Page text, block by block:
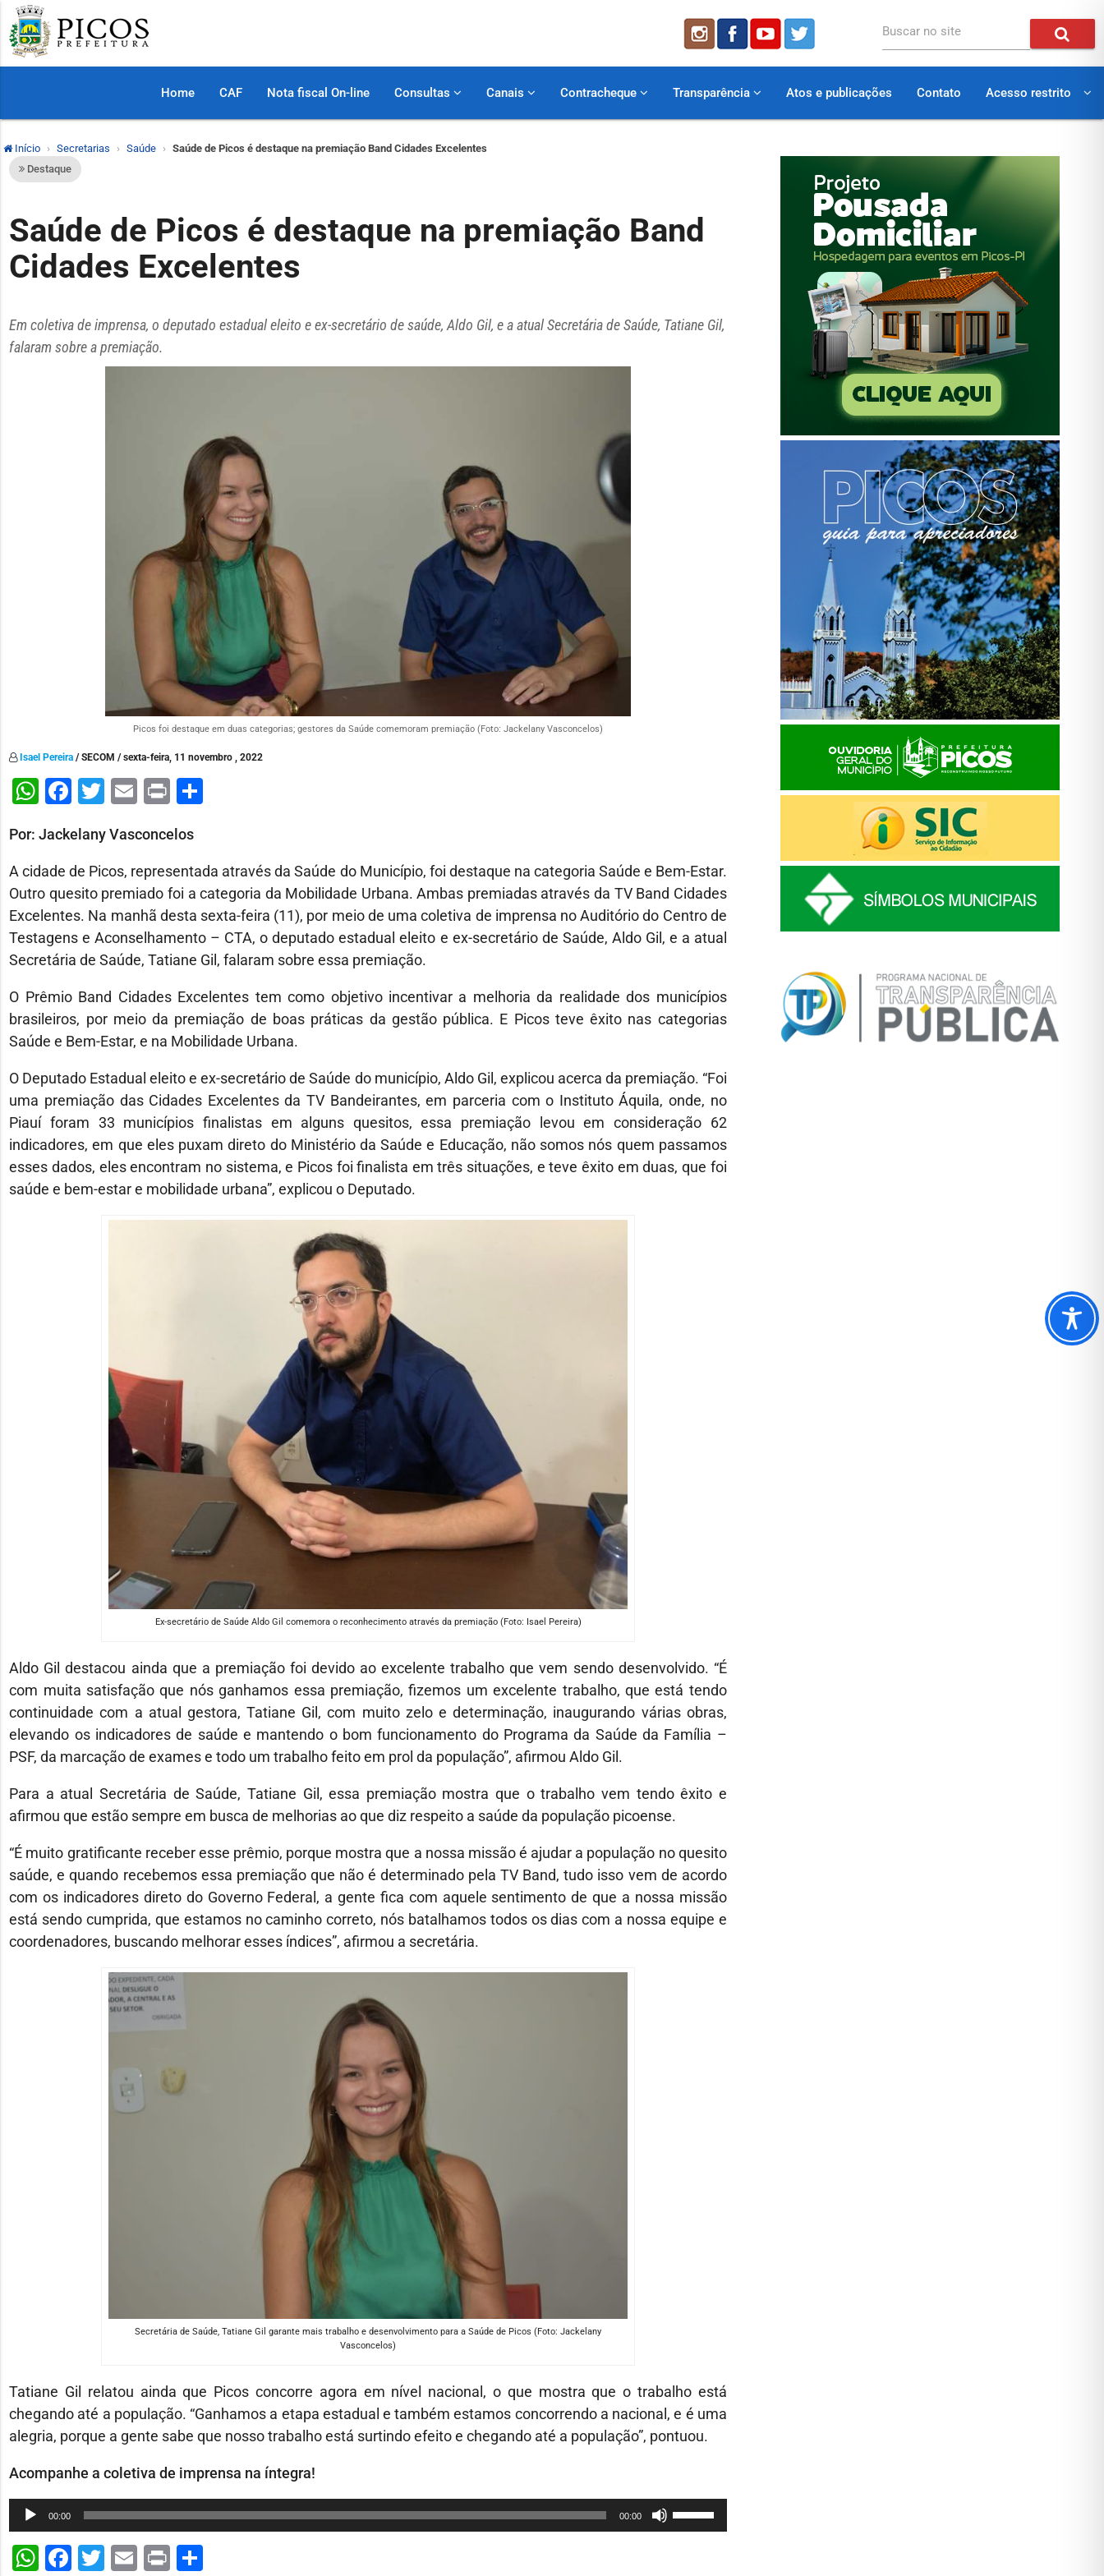
Buscar no site
Home CAF Nota fiscal On-line Consultas Canais Contracheque Transparência Atos e publicações Contato Acesso restrito
Início Secretarias Saúde
Saúde de Picos é destaque na premiação Band Cidades Excelentes
Destaque
Saúde de Picos é destaque na premiação Band
Cidades Excelentes
Em coletiva de imprensa, o deputado estadual eleito e ex-secretário de saúde, Aldo Gil, e a atual Secretária de Saúde, Tatiane Gil,
falaram sobre a premiação.
Picos foi destaque em duas categorias; gestores da Saúde comemoram premiação (Foto: Jackelany Vasconcelos)
Isael Pereira / SECOM / sexta-feira, 11 novembro , 2022
WhatsApp
Facebook
Twitter
Email
Print
Por: Jackelany Vasconcelos
A cidade de Picos, representada através da Saúde do Município, foi destaque na categoria Saúde e Bem-Estar.
Outro quesito premiado foi a categoria da Mobilidade Urbana. Ambas premiadas através da TV Band Cidades
Excelentes. Na manhã desta sexta-feira (11), por meio de uma coletiva de imprensa no Auditório do Centro de
Testagens e Aconselhamento – CTA, o deputado estadual eleito e ex-secretário de Saúde, Aldo Gil, e a atual
Secretária de Saúde, Tatiane Gil, falaram sobre essa premiação.
O Prêmio Band Cidades Excelentes tem como objetivo incentivar a melhoria da realidade dos municípios
brasileiros, por meio da premiação de boas práticas da gestão pública. E Picos teve êxito nas categorias
Saúde e Bem-Estar, e na Mobilidade Urbana.
O Deputado Estadual eleito e ex-secretário de Saúde do município, Aldo Gil, explicou acerca da premiação. “Foi
uma premiação das Cidades Excelentes da TV Bandeirantes, em parceria com o Instituto Áquila, onde, no
Piauí foram 33 municípios finalistas em alguns quesitos, essa premiação levou em consideração 62
indicadores, em que eles puxam direto do Ministério da Saúde e Educação, não somos nós quem passamos
esses dados, eles encontram no sistema, e Picos foi finalista em três situações, e teve êxito em duas, que foi
saúde e bem-estar e mobilidade urbana”, explicou o Deputado.
Ex-secretário de Saúde Aldo Gil comemora o reconhecimento através da premiação (Foto: Isael Pereira)
Aldo Gil destacou ainda que a premiação foi devido ao excelente trabalho que vem sendo desenvolvido. “É
com muita satisfação que nós ganhamos essa premiação, fizemos um excelente trabalho, que está tendo
continuidade com a atual gestora, Tatiane Gil, com muito zelo e determinação, inaugurando várias obras,
elevando os indicadores de saúde e mantendo o bom funcionamento do Programa da Saúde da Família –
PSF, da marcação de exames e todo um trabalho feito em prol da população”, afirmou Aldo Gil.
Para a atual Secretária de Saúde, Tatiane Gil, essa premiação mostra que o trabalho vem tendo êxito e
afirmou que estão sempre em busca de melhorias ao que diz respeito a saúde da população picoense.
“É muito gratificante receber esse prêmio, porque mostra que a nossa missão é ajudar a população no quesito
saúde, e quando recebemos essa premiação que não é determinado pela TV Band, tudo isso vem de acordo
com os indicadores direto do Governo Federal, a gente fica com aquele sentimento de que a nossa missão
está sendo cumprida, que estamos no caminho correto, nós batalhamos todos os dias com a nossa equipe e
coordenadores, buscando melhorar esses índices”, afirmou a secretária.
Secretária de Saúde, Tatiane Gil garante mais trabalho e desenvolvimento para a Saúde de Picos (Foto: Jackelany
Vasconcelos)
Tatiane Gil relatou ainda que Picos concorre agora em nível nacional, o que mostra que o trabalho está
chegando até a população. “Ganhamos a etapa estadual e também estamos concorrendo a nacional, e é uma
alegria, porque a gente sabe que nosso trabalho está surtindo efeito e chegando até a população”, pontuou.
Acompanhe a coletiva de imprensa na íntegra!
Tocador
de
áudio
00:00 00:00
Use
as
WhatsApp
Facebook
Twitter
Email
Print